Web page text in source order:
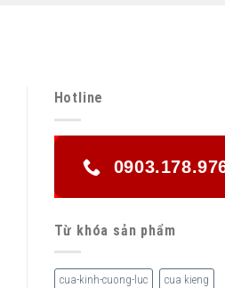
Hotline
Từ khóa sản phẩm
cua-kinh-cuong-luc cua kieng